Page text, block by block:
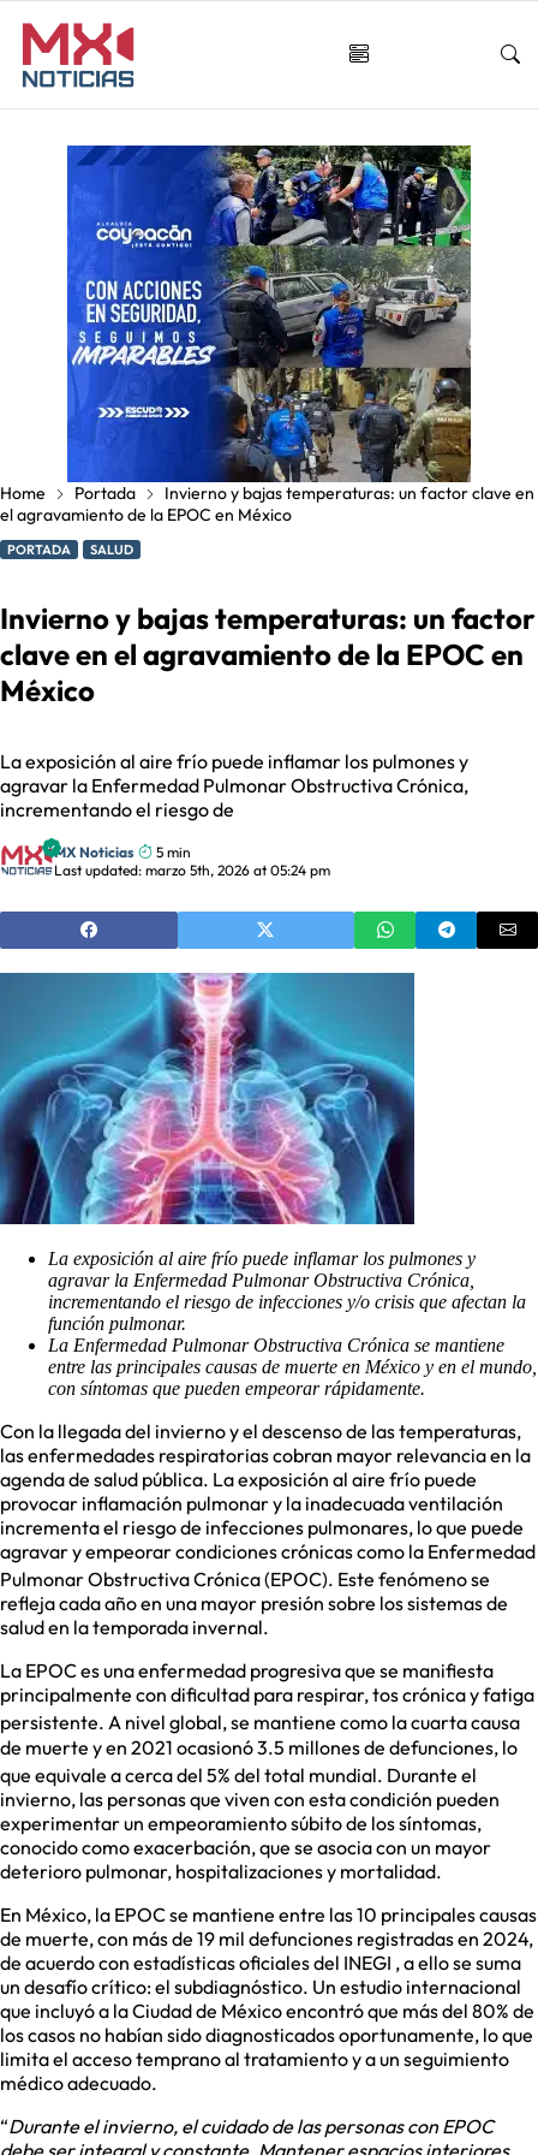
Home Portada
Invierno y bajas temperaturas: un factor clave en
el agravamiento de la EPOC en México
PORTADA SALUD
Invierno y bajas temperaturas: un factor
clave en el agravamiento de la EPOC en
México
La exposición al aire frío puede inflamar los pulmones y
agravar la Enfermedad Pulmonar Obstructiva Crónica,
incrementando el riesgo de
MX Noticias
5 min
Last updated: marzo 5th, 2026 at 05:24 pm
La exposición al aire frío puede inflamar los pulmones y
agravar la Enfermedad Pulmonar Obstructiva Crónica,
incrementando el riesgo de infecciones y/o crisis que afectan la
función pulmonar.
La Enfermedad Pulmonar Obstructiva Crónica se mantiene
entre las principales causas de muerte en México y en el mundo
con síntomas que pueden empeorar rápidamente.
Con la llegada del invierno y el descenso de las temperaturas,
las enfermedades respiratorias cobran mayor relevancia en la
agenda de salud pública. La exposición al aire frío puede
provocar inflamación pulmonar y la inadecuada ventilación
incrementa el riesgo de infecciones pulmonares, lo que puede
agravar y empeorar condiciones crónicas como la Enfermedad
Pulmonar Obstructiva Crónica (EPOC). Este fenómeno se
refleja cada año en una mayor presión sobre los sistemas de
salud en la temporada invernal.
La EPOC es una enfermedad progresiva que se manifiesta
principalmente con dificultad para respirar, tos crónica y fatiga
persistente. A nivel global, se mantiene como la cuarta causa
de muerte y en 2021 ocasionó 3.5 millones de defunciones, lo
que equivale a cerca del 5% del total mundial. Durante el
invierno, las personas que viven con esta condición pueden
experimentar un empeoramiento súbito de los síntomas,
conocido como exacerbación, que se asocia con un mayor
deterioro pulmonar, hospitalizaciones y mortalidad.
En México, la EPOC se mantiene entre las 10 principales causas
de muerte, con más de 19 mil defunciones registradas en 2024,
de acuerdo con estadísticas oficiales del INEGI , a ello se suma
un desafío crítico: el subdiagnóstico. Un estudio internacional
que incluyó a la Ciudad de México encontró que más del 80% de
los casos no habían sido diagnosticados oportunamente, lo que
limita el acceso temprano al tratamiento y a un seguimiento
médico adecuado.
“Durante el invierno, el cuidado de las personas con EPOC